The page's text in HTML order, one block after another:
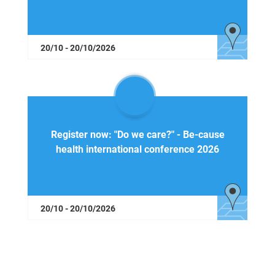
20/10 - 20/10/2026
Register now: "Do we care?" - Be-cause
health international conference 2026
20/10 - 20/10/2026